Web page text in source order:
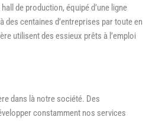
de production, équipé d’une ligne
centaines d’entreprises par toute en
utilisent des essieux prêts à l’emploi
dans là notre société. Des
constamment nos services